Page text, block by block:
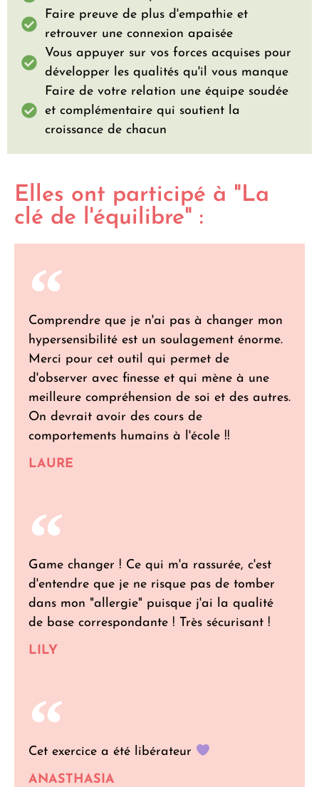
Faire preuve de plus d'empathie et
retrouver une connexion apaisée
Vous appuyer sur vos forces acquises pour
développer les qualités qu'il vous manque
Faire de votre relation une équipe soudée
et complémentaire qui soutient la
croissance de chacun
Elles ont participé à "La
clé de l'équilibre" :
Comprendre que je n'ai pas à changer mon
hypersensibilité est un soulagement énorme.
Merci pour cet outil qui permet de
d'observer avec finesse et qui mène à une
meilleure compréhension de soi et des autres.
On devrait avoir des cours de
comportements humains à l'école !!
LAURE
Game changer ! Ce qui m'a rassurée, c'est
d'entendre que je ne risque pas de tomber
dans mon "allergie" puisque j'ai la qualité
de base correspondante ! Très sécurisant !
LILY
Cet exercice a été libérateur
ANASTHASIA